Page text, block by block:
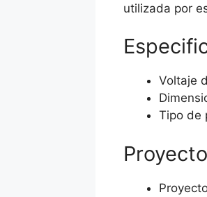
utilizada por
Voltaje
Tipo de